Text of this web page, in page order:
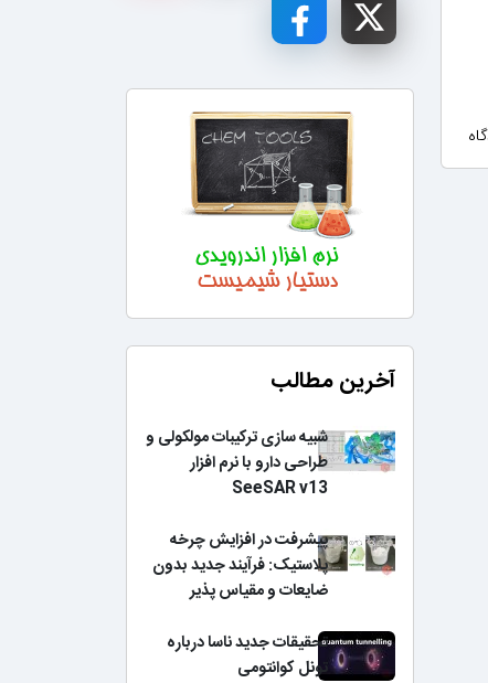
آخرین مطالب
شبیه سازی ترکیبات مولکولی و
طراحی دارو با نرم افزار
SeeSAR v13
پیشرفت در افزایش چرخه
پلاستیک: فرآیند جدید بدون
ضایعات و مقیاس پذیر
تحقیقات جدید ناسا درباره
تونل کوانتومی